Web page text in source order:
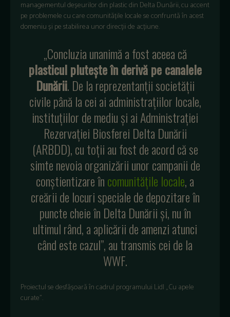
managementul deșeurilor din plastic din Delta Dunării, cu accent
pe problemele cu care comunitățile locale se confruntă în acest
domeniu și pe stabilirea unor direcții de acțiune.
„Concluzia unanimă a fost aceea că
plasticul plutește în derivă pe canalele
Dunării. De la reprezentanții societății
civile până la cei ai administrațiilor locale,
instituțiilor de mediu și ai Administrației
Rezervației Biosferei Delta Dunării
(ARBDD), cu toții au fost de acord că se
simte nevoia organizării unor campanii de
conștientizare încomunitățile locale, a
creării de locuri speciale de depozitare în
puncte cheie în Delta Dunării și, nu în
ultimul rând, a aplicării de amenzi atunci
când este cazul”, au transmis cei de la
WWF.
Proiectul se desfășoară în cadrul programului Lidl „Cu apele
curate”.